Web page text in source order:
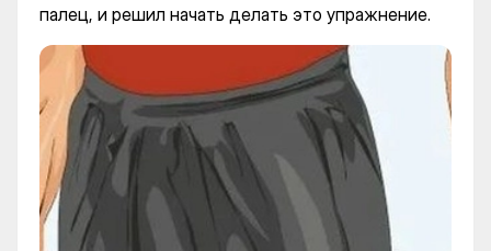
палец, и решил начать делать это упражнение.